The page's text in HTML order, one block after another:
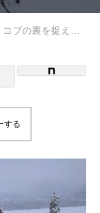
Ski Area
コブの裏を捉える「荷重→回旋」2025/1/4白馬五竜コブレッスンレポート
する